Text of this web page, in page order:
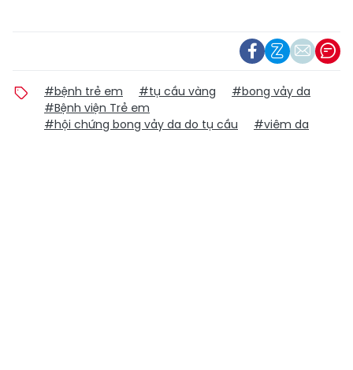
#bệnh trẻ em #tụ cầu vàng
#bong vảy da
#Bệnh viện Trẻ em
#hội chứng bong vảy da do tụ cầu
#viêm da